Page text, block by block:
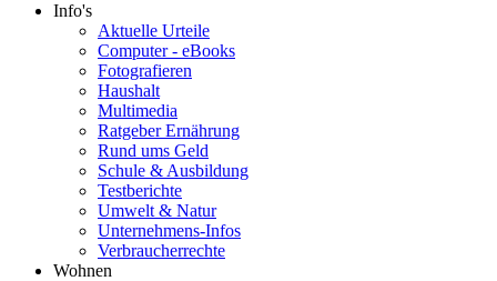
Info's
Aktuelle Urteile
Computer - eBooks
Fotografieren
Haushalt
Multimedia
Ratgeber Ernährung
Rund ums Geld
Schule & Ausbildung
Testberichte
Umwelt & Natur
Unternehmens-Infos
Verbraucherrechte
Wohnen